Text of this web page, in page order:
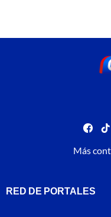
Más
RED DE PORTALES